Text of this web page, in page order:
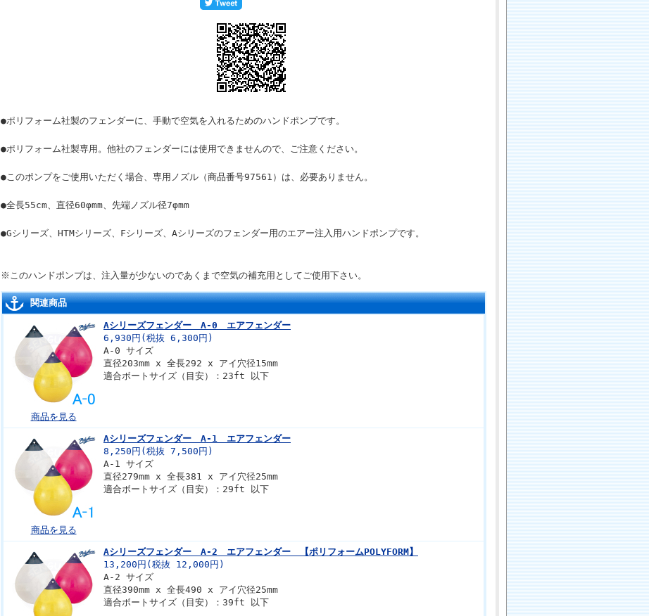
●ポリフォーム社製のフェンダーに、手動で空気を入れるためのハンドポンプです。
●ポリフォーム社製専用。他社のフェンダーには使用できませんので、ご注意ください。
●このポンプをご使用いただく場合、専用ノズル（商品番号97561）は、必要ありません。
●全長55cm、直径60φmm、先端ノズル径7φmm
●Gシリーズ、HTMシリーズ、Fシリーズ、Aシリーズのフェンダー用のエアー注入用ハンドポンプです。
※このハンドポンプは、注入量が少ないのであくまで空気の補充用としてご使用下さい。
関連商品
商品を見る
Aシリーズフェンダー A-0 エアフェンダー
6,930円(税抜 6,300円)
A-0 サイズ
直径203mm x 全長292 x アイ穴径15mm
適合ボートサイズ（目安）：23ft 以下
商品を見る
Aシリーズフェンダー A-1 エアフェンダー
8,250円(税抜 7,500円)
A-1 サイズ
直径279mm x 全長381 x アイ穴径25mm
適合ボートサイズ（目安）：29ft 以下
Aシリーズフェンダー A-2 エアフェンダー 【ポリフォームPOLYFORM】
13,200円(税抜 12,000円)
A-2 サイズ
直径390mm x 全長490 x アイ穴径25mm
適合ボートサイズ（目安）：39ft 以下